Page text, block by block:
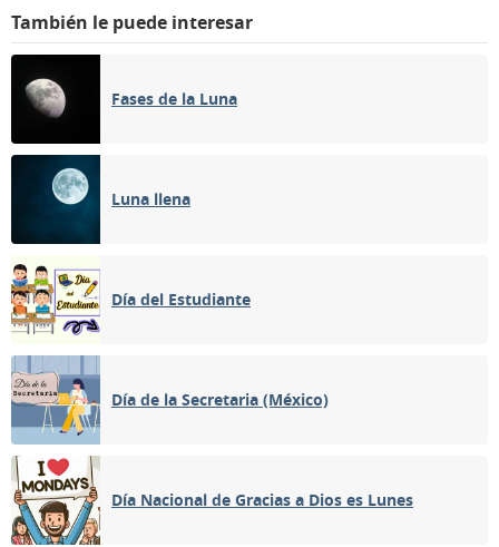
También le puede interesar
Fases de la Luna
Luna llena
Día del Estudiante
Día de la Secretaria (México)
Día Nacional de Gracias a Dios es Lunes